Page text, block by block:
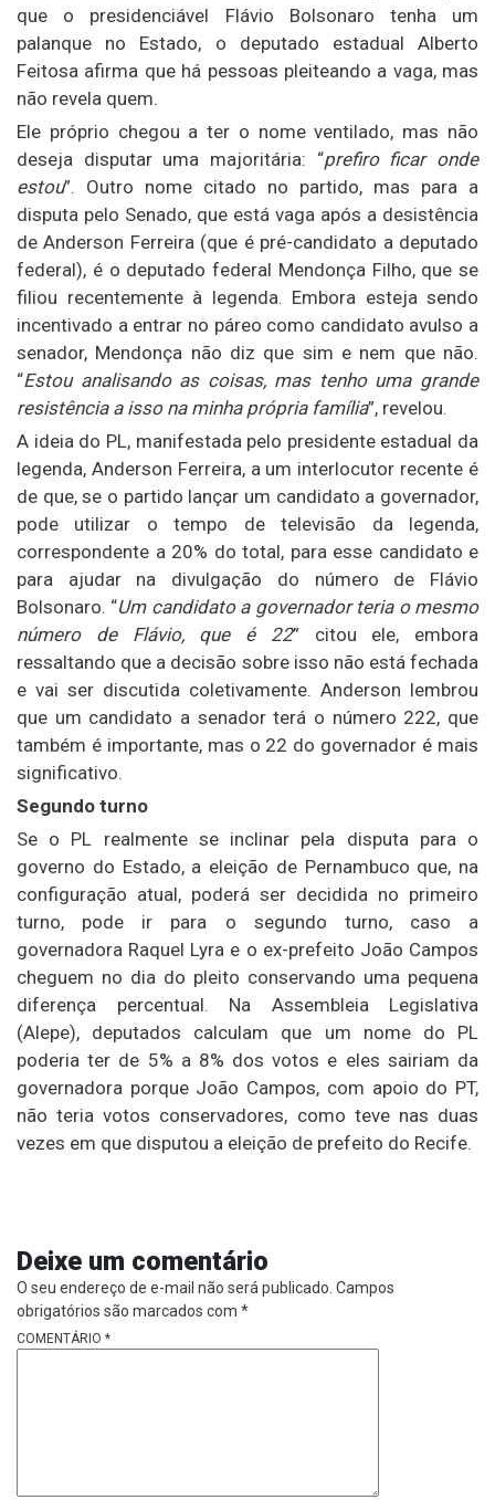
que o presidenciável Flávio Bolsonaro tenha um
palanque no Estado, o deputado estadual Alberto
Feitosa afirma que há pessoas pleiteando a vaga, mas
não revela quem.
Ele próprio chegou a ter o nome ventilado, mas não
deseja disputar uma majoritária: “prefiro ficar onde
estou”. Outro nome citado no partido, mas para a
disputa pelo Senado, que está vaga após a desistência
de Anderson Ferreira (que é pré-candidato a deputado
federal), é o deputado federal Mendonça Filho, que se
filiou recentemente à legenda. Embora esteja sendo
incentivado a entrar no páreo como candidato avulso a
senador, Mendonça não diz que sim e nem que não.
“Estou analisando as coisas, mas tenho uma grande
resistência a isso na minha própria família”, revelou.
A ideia do PL, manifestada pelo presidente estadual da
legenda, Anderson Ferreira, a um interlocutor recente é
de que, se o partido lançar um candidato a governador,
pode utilizar o tempo de televisão da legenda,
correspondente a 20% do total, para esse candidato e
para ajudar na divulgação do número de Flávio
Bolsonaro. “Um candidato a governador teria o mesmo
número de Flávio, que é 22” citou ele, embora
ressaltando que a decisão sobre isso não está fechada
e vai ser discutida coletivamente. Anderson lembrou
que um candidato a senador terá o número 222, que
também é importante, mas o 22 do governador é mais
significativo.
Segundo turno
Se o PL realmente se inclinar pela disputa para o
governo do Estado, a eleição de Pernambuco que, na
configuração atual, poderá ser decidida no primeiro
turno, pode ir para o segundo turno, caso a
governadora Raquel Lyra e o ex-prefeito João Campos
cheguem no dia do pleito conservando uma pequena
diferença percentual. Na Assembleia Legislativa
(Alepe), deputados calculam que um nome do PL
poderia ter de 5% a 8% dos votos e eles sairiam da
governadora porque João Campos, com apoio do PT,
não teria votos conservadores, como teve nas duas
vezes em que disputou a eleição de prefeito do Recife.
Deixe um comentário
O seu endereço de e-mail não será publicado. Campos
obrigatórios são marcados com *
COMENTÁRIO *